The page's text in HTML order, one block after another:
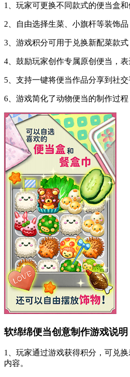
1、玩家可更换不同款式的便当盒和
2、自由选择生菜、小旗杆等装饰品
3、游戏积分可用于兑换新配菜款式
4、鼓励玩家创作专属原创便当，表
5、支持一键将便当作品分享到社交
6、游戏简化了动物便当的制作过程
软绵绵便当创意制作游戏说明
1、玩家通过游戏获得积分，可兑
内容。